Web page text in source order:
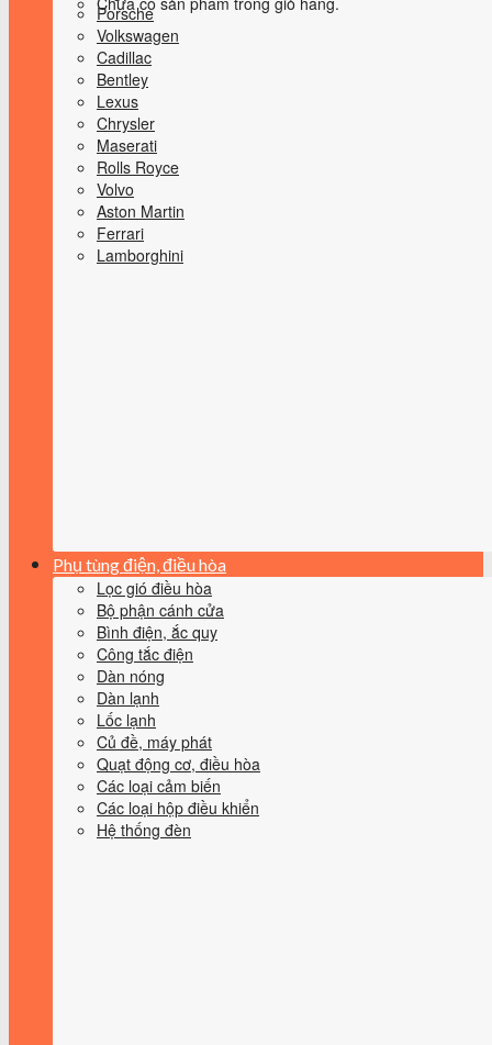
Porsche
Volkswagen
Cadillac
Bentley
Lexus
Chrysler
Maserati
Rolls Royce
Volvo
Aston Martin
Ferrari
Lamborghini
Phụ tùng điện, điều hòa
Lọc gió điều hòa
Bộ phận cánh cửa
Bình điện, ắc quy
Công tắc điện
Dàn nóng
Dàn lạnh
Lốc lạnh
Củ đề, máy phát
Quạt động cơ, điều hòa
Các loại cảm biến
Các loại hộp điều khiển
Hệ thống đèn